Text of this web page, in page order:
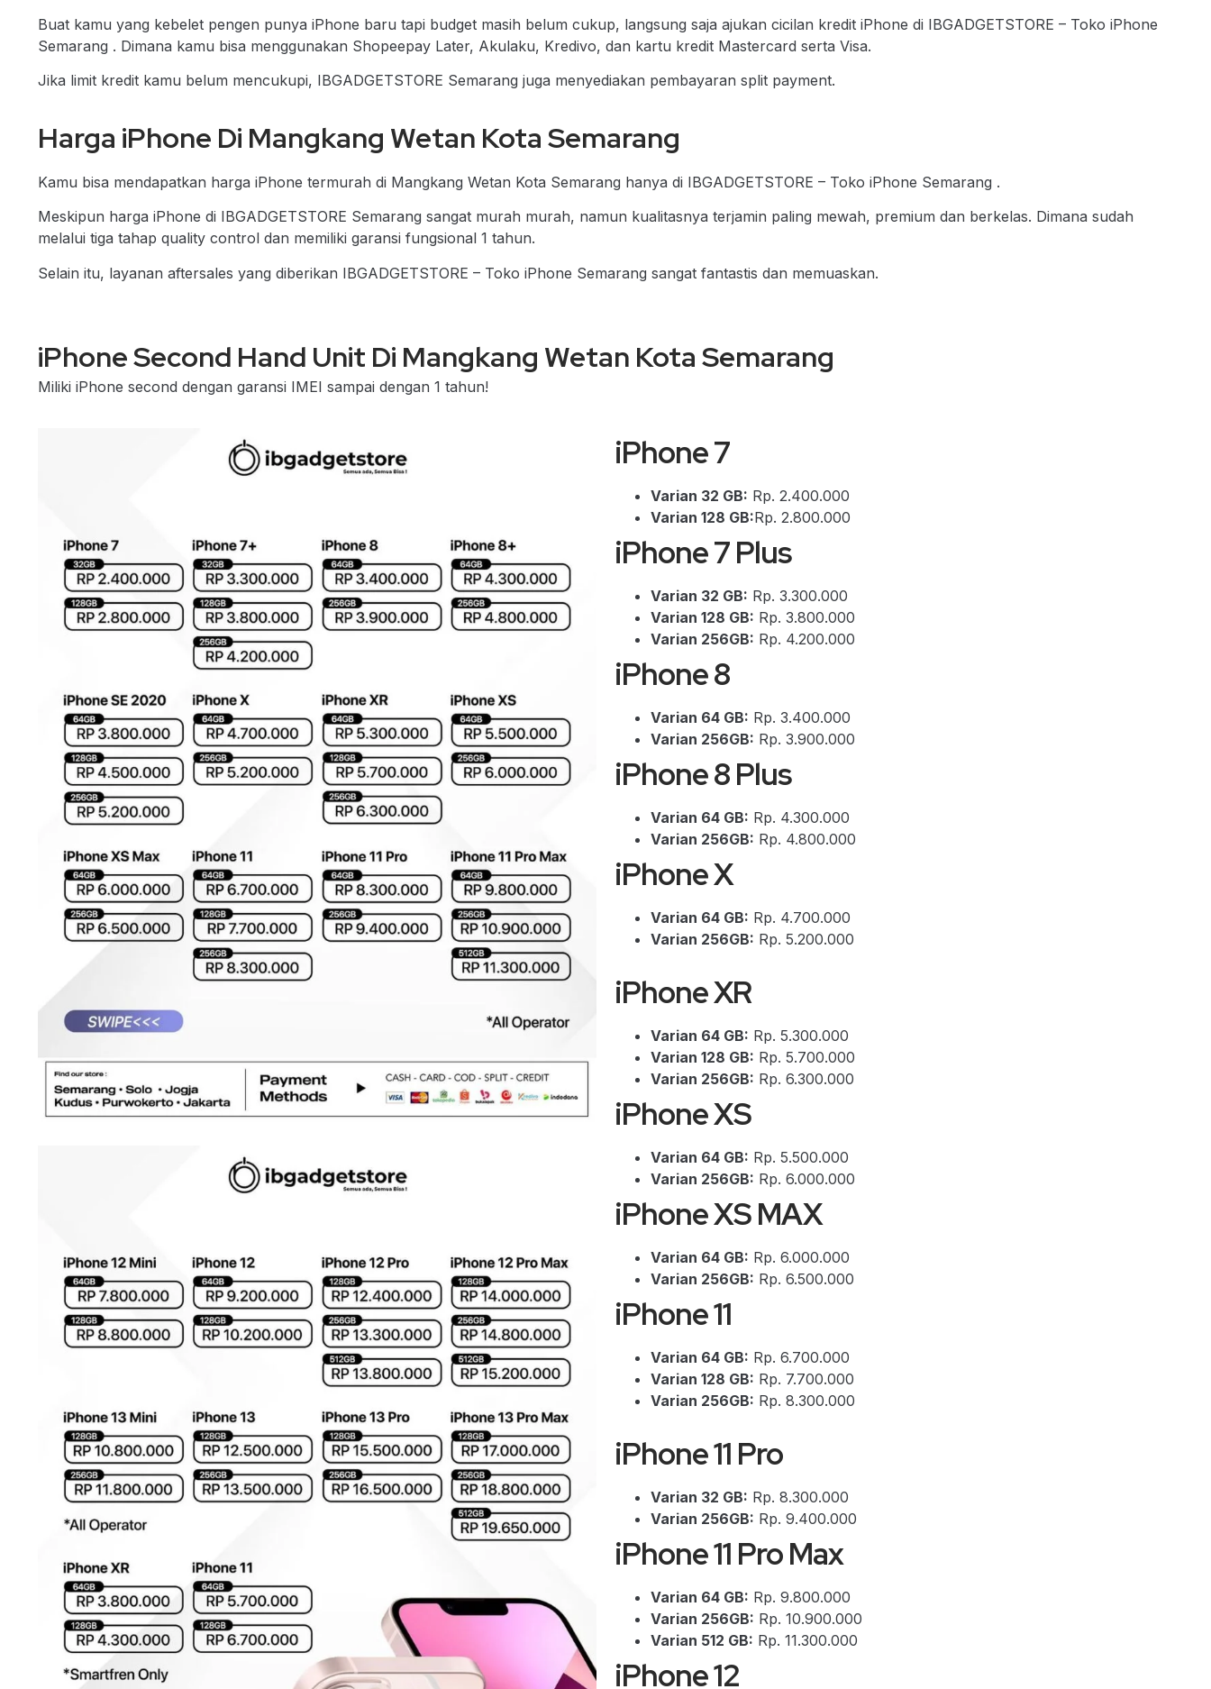
Buat kamu yang kebelet pengen punya iPhone baru tapi budget masih belum cukup, langsung saja ajukan cicilan kredit iPhone di IBGADGETSTORE – Toko iPhone
Semarang . Dimana kamu bisa menggunakan Shopeepay Later, Akulaku, Kredivo, dan kartu kredit Mastercard serta Visa.
Jika limit kredit kamu belum mencukupi, IBGADGETSTORE Semarang juga menyediakan pembayaran split payment.
Harga iPhone Di Mangkang Wetan Kota Semarang
Kamu bisa mendapatkan harga iPhone termurah di Mangkang Wetan Kota Semarang hanya di IBGADGETSTORE – Toko iPhone Semarang .
Meskipun harga iPhone di IBGADGETSTORE Semarang sangat murah murah, namun kualitasnya terjamin paling mewah, premium dan berkelas. Dimana sudah
melalui tiga tahap quality control dan memiliki garansi fungsional 1 tahun.
Selain itu, layanan aftersales yang diberikan IBGADGETSTORE – Toko iPhone Semarang sangat fantastis dan memuaskan.
iPhone Second Hand Unit Di Mangkang Wetan Kota Semarang
Miliki iPhone second dengan garansi IMEI sampai dengan 1 tahun!
iPhone 7
Varian 32 GB: Rp. 2.400.000
Varian 128 GB:Rp. 2.800.000
iPhone 7 Plus
Varian 32 GB: Rp. 3.300.000
Varian 128 GB: Rp. 3.800.000
Varian 256GB: Rp. 4.200.000
iPhone 8
Varian 64 GB: Rp. 3.400.000
Varian 256GB: Rp. 3.900.000
iPhone 8 Plus
Varian 64 GB: Rp. 4.300.000
Varian 256GB: Rp. 4.800.000
iPhone X
Varian 64 GB: Rp. 4.700.000
Varian 256GB: Rp. 5.200.000
iPhone XR
Varian 64 GB: Rp. 5.300.000
Varian 128 GB: Rp. 5.700.000
Varian 256GB: Rp. 6.300.000
iPhone XS
Varian 64 GB: Rp. 5.500.000
Varian 256GB: Rp. 6.000.000
iPhone XS MAX
Varian 64 GB: Rp. 6.000.000
Varian 256GB: Rp. 6.500.000
iPhone 11
Varian 64 GB: Rp. 6.700.000
Varian 128 GB: Rp. 7.700.000
Varian 256GB: Rp. 8.300.000
iPhone 11 Pro
Varian 32 GB: Rp. 8.300.000
Varian 256GB: Rp. 9.400.000
iPhone 11 Pro Max
Varian 64 GB: Rp. 9.800.000
Varian 256GB: Rp. 10.900.000
Varian 512 GB: Rp. 11.300.000
iPhone 12